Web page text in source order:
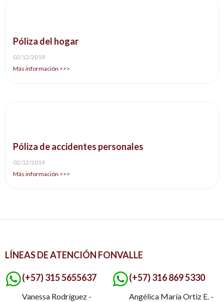
Póliza del hogar
02/12/2019
Más información >>>
Póliza de accidentes personales
02/12/2019
Más información >>>
LÍNEAS DE ATENCIÓN FONVALLE
(+57) 315 5655637
Vanessa Rodríguez -
(+57) 316 869 5330
Angélica María Ortiz E. -